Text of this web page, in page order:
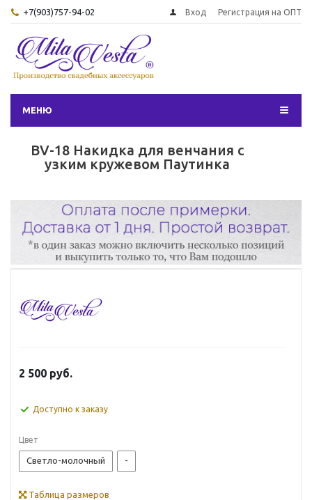
+7(903)757-94-02 Вход Регистрация на ОПТ
МЕНЮ
BV-18 Накидка для венчания с
узким кружевом Паутинка
2 500 руб.
Доступно к заказу
Цвет
Светло-молочный -
Таблица размеров